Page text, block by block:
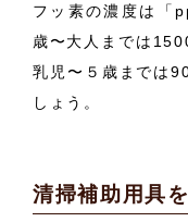
フッ素の濃度は「
歳〜大人までは
乳児〜５歳までは
しょう。
清掃補助用具